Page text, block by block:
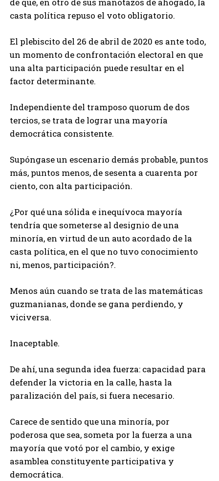
de que, en otro de sus manotazos de ahogado, la
casta política repuso el voto obligatorio.
El plebiscito del 26 de abril de 2020 es ante todo,
un momento de confrontación electoral en que
una alta participación puede resultar en el
factor determinante.
Independiente del tramposo quorum de dos
tercios, se trata de lograr una mayoría
democrática consistente.
Supóngase un escenario demás probable, puntos
más, puntos menos, de sesenta a cuarenta por
ciento, con alta participación.
¿Por qué una sólida e inequívoca mayoría
tendría que someterse al designio de una
minoría, en virtud de un auto acordado de la
casta política, en el que no tuvo conocimiento
ni, menos, participación?.
Menos aún cuando se trata de las matemáticas
guzmanianas, donde se gana perdiendo, y
viciversa.
Inaceptable.
De ahí, una segunda idea fuerza: capacidad para
defender la victoria en la calle, hasta la
paralización del país, si fuera necesario.
Carece de sentido que una minoría, por
poderosa que sea, someta por la fuerza a una
mayoría que votó por el cambio, y exige
asamblea constituyente participativa y
democrática.